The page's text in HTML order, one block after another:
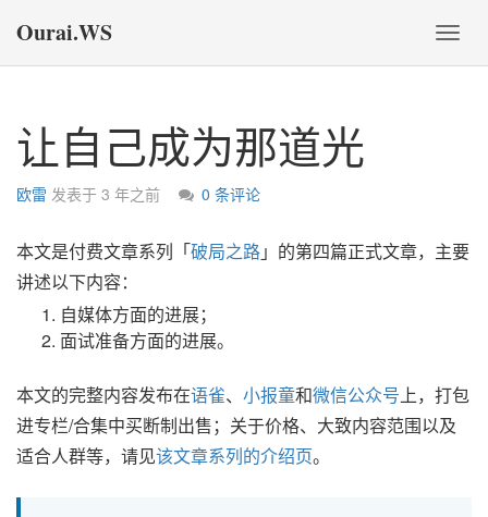
切
换
Ourai.WS
让自己成为那道光
欧雷 发表于 3 年之前 0 条评论
本文是付费文章系列「破局之路」的第四篇正式文章，主要
讲述以下内容：
自媒体方面的进展；
面试准备方面的进展。
本文的完整内容发布在语雀、 小报童和微信公众号 上，打包
进专栏/合集中买断制出售；关于价格、大致内容范围以及
适合人群等，请见该文章系列的介绍页。